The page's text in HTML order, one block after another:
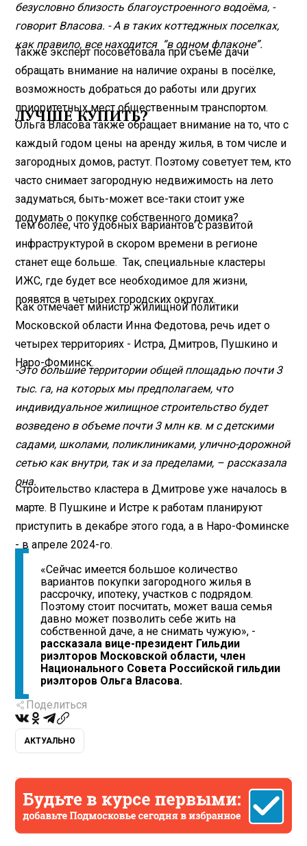
безусловно близость благоустроенного водоёма, -
говорит Власова. - А в таких коттеджных поселках,
как правило, все находится “в одном флаконе”.
Также эксперт посоветовала при съеме дачи
обращать внимание на наличие охраны в посёлке,
возможность добраться до работы или других
приоритетных мест общественным транспортом.
ЛУЧШЕ КУПИТЬ?
Ольга Власова также обращает внимание на то, что с
каждый годом цены на аренду жилья, в том числе и
загородных домов, растут. Поэтому советует тем, кто
часто снимает загородную недвижимость на лето
задуматься, быть-может все-таки стоит уже
подумать о покупке собственного домика?
Тем более, что удобных вариантов с развитой
инфраструктурой в скором времени в регионе
станет еще больше. Так, специальные кластеры
ИЖС, где будет все необходимое для жизни,
появятся в четырех городских округах.
Как отмечает министр жилищной политики
Московской области Инна Федотова, речь идет о
четырех территориях - Истра, Дмитров, Пушкино и
Наро-Фоминск.
-Это большие территории общей площадью почти 3
тыс. га, на которых мы предполагаем, что
индивидуальное жилищное строительство будет
возведено в объеме почти 3 млн кв. м с детскими
садами, школами, поликлиниками, улично-дорожной
сетью как внутри, так и за пределами, – рассказала
она.
Строительство кластера в Дмитрове уже началось в
марте. В Пушкине и Истре к работам планируют
приступить в декабре этого года, а в Наро-Фоминске
- в апреле 2024-го.
«Сейчас имеется большое количество
вариантов покупки загородного жилья в
рассрочку, ипотеку, участков с подрядом.
Поэтому стоит посчитать, может ваша семья
давно может позволить себе жить на
собственной даче, а не снимать чужую», -
рассказала вице-президент Гильдии
риэлторов Московской области, член
Национального Совета Российской гильдии
риэлторов Ольга Власова.
Поделиться
АКТУАЛЬНО